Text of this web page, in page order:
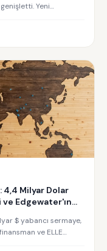
Yeni
4,4 Milyar Dolar
ve Edgewater'ın
$ yabancı sermaye,
ve ELLE